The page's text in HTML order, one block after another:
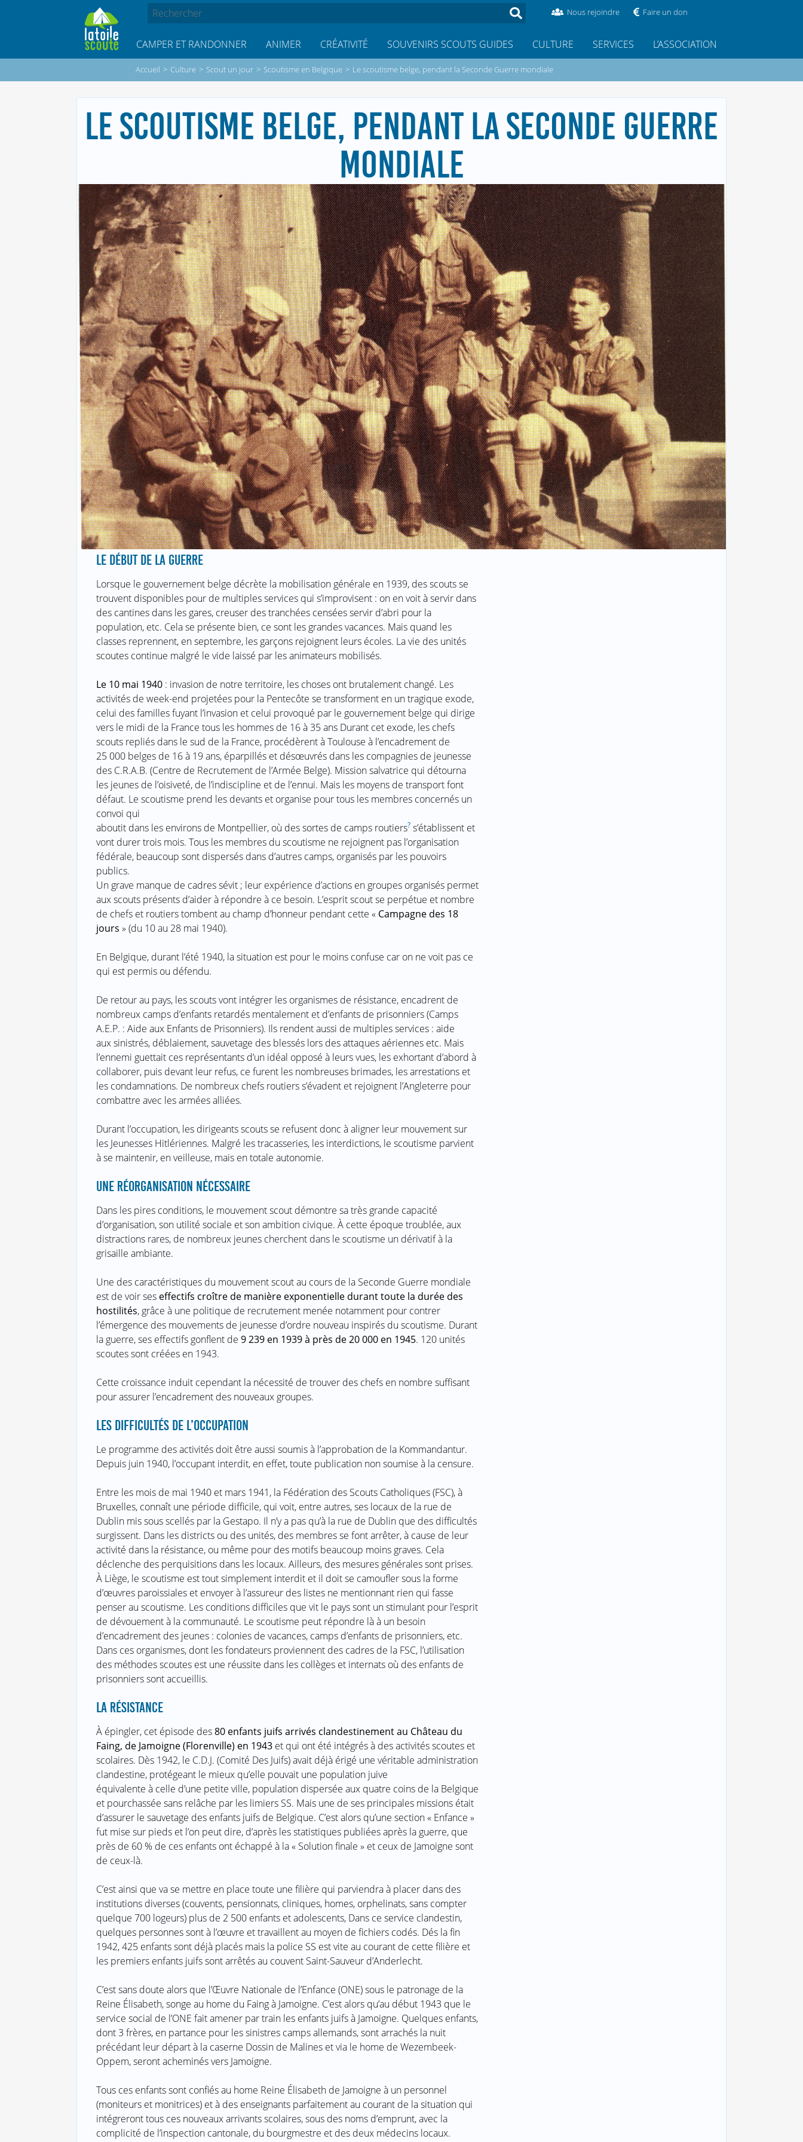
Nous rejoindre Faire un don
CAMPER ET RANDONNER ANIMER CRÉATIVITÉ SOUVENIRS SCOUTS GUIDES CULTURE SERVICES L’ASSOCIATION
Accueil > Culture > Scout un jour > Scoutisme en Belgique > Le scoutisme belge, pendant la Seconde Guerre mondiale
LE SCOUTISME BELGE, PENDANT LA SECONDE GUERRE
MONDIALE
LE DÉBUT DE LA GUERRE
Lorsque le gouvernement belge décrète la mobilisation générale en 1939, des scouts se
trouvent disponibles pour de multiples services qui s’improvisent : on en voit à servir dans
des cantines dans les gares, creuser des tranchées censées servir d’abri pour la
population, etc. Cela se présente bien, ce sont les grandes vacances. Mais quand les
classes reprennent, en septembre, les garçons rejoignent leurs écoles. La vie des unités
scoutes continue malgré le vide laissé par les animateurs mobilisés.
Le 10 mai 1940: invasion de notre territoire, les choses ont brutalement changé. Les
activités de week-end projetées pour la Pentecôte se transforment en un tragique exode,
celui des familles fuyant l’invasion et celui provoqué par le gouvernement belge qui dirige
vers le midi de la France tous les hommes de 16 à 35 ans Durant cet exode, les chefs
scouts repliés dans le sud de la France, procédèrent à Toulouse à l’encadrement de
25 000 belges de 16 à 19 ans, éparpillés et désœuvrés dans les compagnies de jeunesse
des C.R.A.B. (Centre de Recrutement de l’Armée Belge). Mission salvatrice qui détourna
les jeunes de l’oisiveté, de l’indiscipline et de l’ennui. Mais les moyens de transport font
défaut. Le scoutisme prend les devants et organise pour tous les membres concernés un
convoi qui
aboutit dans les environs de Montpellier, où des sortes de camps routiers?s’établissent et
vont durer trois mois. Tous les membres du scoutisme ne rejoignent pas l’organisation
fédérale, beaucoup sont dispersés dans d’autres camps, organisés par les pouvoirs
publics.
Un grave manque de cadres sévit ; leur expérience d’actions en groupes organisés permet
aux scouts présents d’aider à répondre à ce besoin. L’esprit scout se perpétue et nombre
de chefs et routiers tombent au champ d’honneur pendant cette « Campagne des 18
jours » (du 10 au 28 mai 1940).
En Belgique, durant l’été 1940, la situation est pour le moins confuse car on ne voit pas ce
qui est permis ou défendu.
De retour au pays, les scouts vont intégrer les organismes de résistance, encadrent de
nombreux camps d’enfants retardés mentalement et d’enfants de prisonniers (Camps
A.E.P. : Aide aux Enfants de Prisonniers). Ils rendent aussi de multiples services : aide
aux sinistrés, déblaiement, sauvetage des blessés lors des attaques aériennes etc. Mais
l’ennemi guettait ces représentants d’un idéal opposé à leurs vues, les exhortant d’abord à
collaborer, puis devant leur refus, ce furent les nombreuses brimades, les arrestations et
les condamnations. De nombreux chefs routiers s’évadent et rejoignent l’Angleterre pour
combattre avec les armées alliées.
Durant l’occupation, les dirigeants scouts se refusent donc à aligner leur mouvement sur
les Jeunesses Hitlériennes. Malgré les tracasseries, les interdictions, le scoutisme parvient
à se maintenir, en veilleuse, mais en totale autonomie.
UNE RÉORGANISATION NÉCESSAIRE
Dans les pires conditions, le mouvement scout démontre sa très grande capacité
d’organisation, son utilité sociale et son ambition civique. À cette époque troublée, aux
distractions rares, de nombreux jeunes cherchent dans le scoutisme un dérivatif à la
grisaille ambiante.
Une des caractéristiques du mouvement scout au cours de la Seconde Guerre mondiale
est de voir ses effectifs croître de manière exponentielle durant toute la durée des
hostilités, grâce à une politique de recrutement menée notamment pour contrer
l’émergence des mouvements de jeunesse d’ordre nouveau inspirés du scoutisme. Durant
la guerre, ses effectifs gonflent de 9 239 en 1939 à près de 20 000 en 1945. 120 unités
scoutes sont créées en 1943.
Cette croissance induit cependant la nécessité de trouver des chefs en nombre suffisant
pour assurer l’encadrement des nouveaux groupes.
LES DIFFICULTÉS DE L’OCCUPATION
Le programme des activités doit être aussi soumis à l’approbation de la Kommandantur.
Depuis juin 1940, l’occupant interdit, en effet, toute publication non soumise à la censure.
Entre les mois de mai 1940 et mars 1941, la Fédération des Scouts Catholiques (FSC), à
Bruxelles, connaît une période difficile, qui voit, entre autres, ses locaux de la rue de
Dublin mis sous scellés par la Gestapo. Il n’y a pas qu’à la rue de Dublin que des difficultés
surgissent. Dans les districts ou des unités, des membres se font arrêter, à cause de leur
activité dans la résistance, ou même pour des motifs beaucoup moins graves. Cela
déclenche des perquisitions dans les locaux. Ailleurs, des mesures générales sont prises.
À Liège, le scoutisme est tout simplement interdit et il doit se camoufler sous la forme
d’œuvres paroissiales et envoyer à l’assureur des listes ne mentionnant rien qui fasse
penser au scoutisme. Les conditions difficiles que vit le pays sont un stimulant pour l’esprit
de dévouement à la communauté. Le scoutisme peut répondre là à un besoin
d’encadrement des jeunes : colonies de vacances, camps d’enfants de prisonniers, etc.
Dans ces organismes, dont les fondateurs proviennent des cadres de la FSC, l’utilisation
des méthodes scoutes est une réussite dans les collèges et internats où des enfants de
prisonniers sont accueillis.
LA RÉSISTANCE
À épingler, cet épisode des80 enfants juifs arrivés clandestinement au Château du
Faing, de Jamoigne (Florenville) en 1943et qui ont été intégrés à des activités scoutes et
scolaires. Dès 1942, le C.D.J. (Comité Des Juifs) avait déjà érigé une véritable administration
clandestine, protégeant le mieux qu’elle pouvait une population juive
équivalente à celle d’une petite ville, population dispersée aux quatre coins de la Belgique
et pourchassée sans relâche par les limiers SS. Mais une de ses principales missions était
d’assurer le sauvetage des enfants juifs de Belgique. C’est alors qu’une section « Enfance »
fut mise sur pieds et l’on peut dire, d’après les statistiques publiées après la guerre, que
près de 60 % de ces enfants ont échappé à la « Solution finale » et ceux de Jamoigne sont
de ceux-là.
C’est ainsi que va se mettre en place toute une filière qui parviendra à placer dans des
institutions diverses (couvents, pensionnats, cliniques, homes, orphelinats, sans compter
quelque 700 logeurs) plus de 2 500 enfants et adolescents, Dans ce service clandestin,
quelques personnes sont à l’œuvre et travaillent au moyen de fichiers codés. Dés la fin
1942, 425 enfants sont déjà placés mais la police SS est vite au courant de cette filière et
les premiers enfants juifs sont arrêtés au couvent Saint-Sauveur d’Anderlecht.
C’est sans doute alors que l’Œuvre Nationale de l’Enfance (ONE) sous le patronage de la
Reine Élisabeth, songe au home du Faing à Jamoigne. C’est alors qu’au début 1943 que le
service social de l’ONE fait amener par train les enfants juifs à Jamoigne. Quelques enfants,
dont 3 frères, en partance pour les sinistres camps allemands, sont arrachés la nuit
précédant leur départ à la caserne Dossin de Malines et via le home de Wezembeek-
Oppem, seront acheminés vers Jamoigne.
Tous ces enfants sont confiés au home Reine Élisabeth de Jamoigne à un personnel
(moniteurs et monitrices) et à des enseignants parfaitement au courant de la situation qui
intégreront tous ces nouveaux arrivants scolaires, sous des noms d’emprunt, avec la
complicité de l’inspection cantonale, du bourgmestre et des deux médecins locaux.